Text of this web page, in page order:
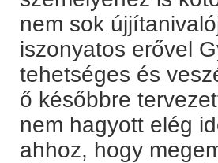
nem sok
iszonyatos erővel
tehetséges és
ő későbbre
nem hagyott elég
ahhoz, hogy